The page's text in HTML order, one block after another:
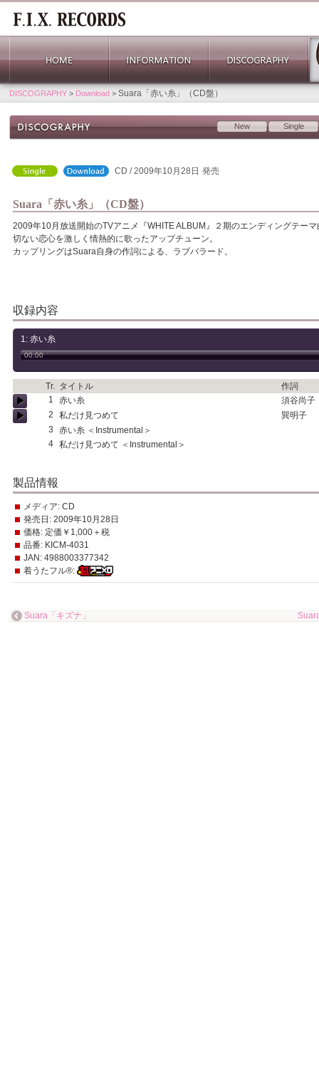
DISCOGRAPHY > Download > Suara「赤い糸」（CD盤）
New Single
CD / 2009年10月28日 発売
Suara「赤い糸」（CD盤）
2009年10月放送開始のTVアニメ『WHITE ALBUM』２期のエンディングテーマ
切ない恋心を激しく情熱的に歌ったアップチューン。
カップリングはSuara自身の作詞による、ラブバラード。
収録内容
00:00
1: 赤い糸
Tr. タイトル
作詞
1
赤い糸
須谷尚子
2
私だけ見つめて
巽明子
3
赤い糸 ＜Instrumental＞
4 私だけ見つめて ＜Instrumental＞
製品情報
メディア: CD
発売日: 2009年10月28日
価格: 定価￥1,000＋税
品番: KICM-4031
JAN: 4988003377342
着うたフル®:
Suara「キズナ」